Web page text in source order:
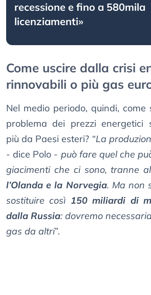
recessione e fino a 580mila
licenziamenti»
Come uscire dalla crisi
rinnovabili o più gas
Nel medio periodo, quindi, come
problema dei prezzi energetici
più da Paesi esteri? “La
- dice Polo - può fare quel che
giacimenti che ci sono, tranne
l’Olanda e la Norvegia. Ma non
sostituire così 150 miliardi di
dalla Russia: dovremo
gas da altri”.